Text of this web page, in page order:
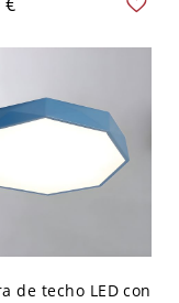
A 120 V
de techo LED con